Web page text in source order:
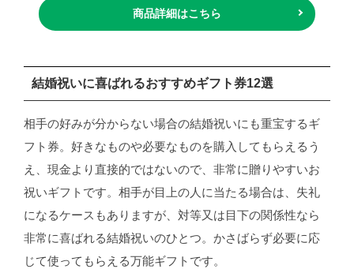
商品詳細はこちら
結婚祝いに喜ばれるおすすめギフト券12選
相手の好みが分からない場合の結婚祝いにも重宝するギ
フト券。好きなものや必要なものを購入してもらえるう
え、現金より直接的ではないので、非常に贈りやすいお
祝いギフトです。相手が目上の人に当たる場合は、失礼
になるケースもありますが、対等又は目下の関係性なら
非常に喜ばれる結婚祝いのひとつ。かさばらず必要に応
じて使ってもらえる万能ギフトです。